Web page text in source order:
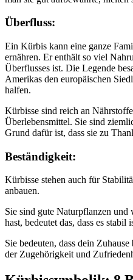
Überfluss:
Ein Kürbis kann eine ganze
ernähren. Er enthält so viel
Überflusses ist. Die Legende
Amerikas den europäischen
halfen.
Kürbisse sind reich an
Überlebensmittel. Sie sind
Grund dafür ist, dass sie zu
Beständigkeit:
Kürbisse stehen auch für
anbauen.
Sie sind gute Naturpflanzen und
hast, bedeutet das, dass es stabil
Sie bedeuten, dass dein
der Zugehörigkeit und